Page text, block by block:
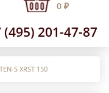
(495) 201-47-87
0 ₽
S XRST 150